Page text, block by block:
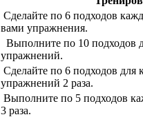
Сделайте по 6 подходов
вами упражнения.
Выполните по 10 подходов
упражнений.
Сделайте по 6 подходов для
упражнений 2 раза.
Выполните по 5 подходов
3 раза.